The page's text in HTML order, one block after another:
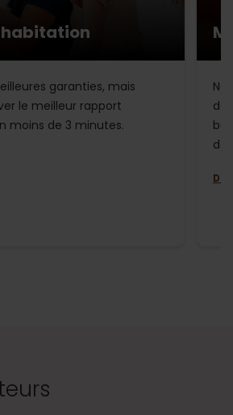
garanties, mais
le meilleur rapport
moins de 3 minutes.
de
de